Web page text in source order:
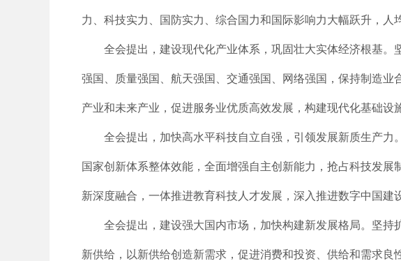
力、科技实力、国防实力、综合国力和国际影响力大幅跃升，
全会提出，建设现代化产业体系，巩固壮大实体经济根基
强国、质量强国、航天强国、交通强国、网络强国，保持制造
产业和未来产业，促进服务业优质高效发展，构建现代化基础设
全会提出，加快高水平科技自立自强，引领发展新质生产
国家创新体系整体效能，全面增强自主创新能力，抢占科技发
新深度融合，一体推进教育科技人才发展，深入推进数字中国建
全会提出，建设强大国内市场，加快构建新发展格局。坚
新供给，以新供给创造新需求，促进消费和投资、供给和需求